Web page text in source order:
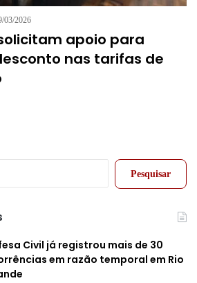
03/2026
apoio para
nas tarifas de
Pesquisar
Civil já registrou mais de 30
em razão temporal em Rio